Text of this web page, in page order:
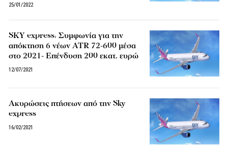
25/01/2022
SKY express: Συμφωνία για την
απόκτηση 6 νέων ATR 72-600 μέσα
στο 2021- Επένδυση 200 εκατ. ευρώ
12/07/2021
Ακυρώσεις πτήσεων από την Sky
express
16/02/2021